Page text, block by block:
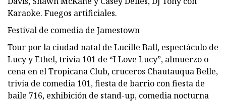
Karaoke. Fuegos artificiales.
Festival de comedia de Jamestown
Tour por la ciudad natal de Lucille Ball, espectáculo de
Lucy y Ethel, trivia 101 de “I Love Lucy”, almuerzo o
cena en el Tropicana Club, cruceros Chautauqua Belle,
trivia de comedia 101, fiesta de barrio con fiesta de
baile 716, exhibición de stand-up, comedia nocturna